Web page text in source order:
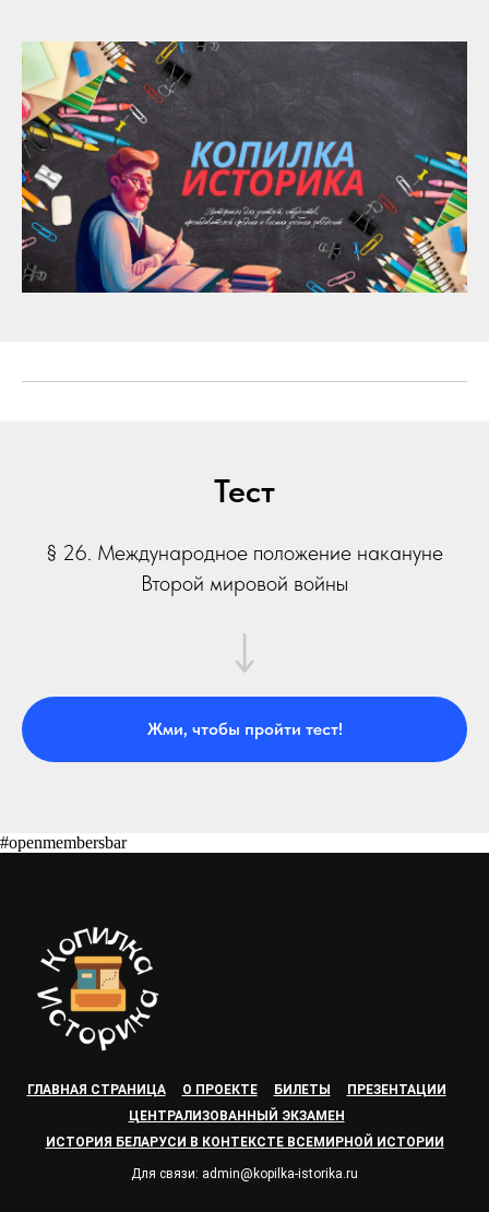
Тест
§ 26. Международное положение накануне
Второй мировой войны
Жми, чтобы пройти тест!
#openmembersbar
ГЛАВНАЯ СТРАНИЦА О ПРОЕКТЕ БИЛЕТЫ
ПРЕЗЕНТАЦИИ
ЦЕНТРАЛИЗОВАННЫЙ ЭКЗАМЕН
ИСТОРИЯ БЕЛАРУСИ В КОНТЕКСТЕ ВСЕМИРНОЙ ИСТОРИИ
Для связи: admin@kopilka-istorika.ru